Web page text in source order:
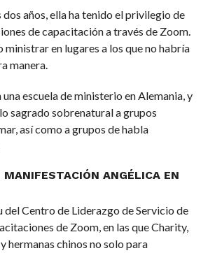
años, ella ha tenido el privilegio de
de capacitación a través de Zoom.
ministrar en lugares a los que no habría
manera.
escuela de ministerio en Alemania, y
sagrado sobrenatural a grupos
así como a grupos de habla
ANGÉLICA EN
del Centro de Liderazgo de Servicio de
de Zoom, en las que Charity,
hermanas chinos no solo para